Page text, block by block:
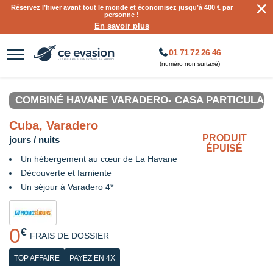
Réservez l’hiver avant tout le monde et économisez jusqu’à 400 € par
personne !
En savoir plus
×
01 71 72 26 46
(numéro non surtaxé)
COMBINÉ HAVANE VARADERO- CASA
Cuba, Varadero
jours / nuits
Un hébergement au cœur de La Havane
Découverte et farniente
Un séjour à Varadero 4*
0€ FRAIS DE DOSSIER
TOP AFFAIRE PAYEZ EN 4X
PRODUIT
ÉPUISÉ